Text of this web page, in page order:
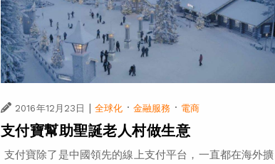
2016年12月23日 | 全球化 · 金融服務 · 電商
支付寶幫助聖誕老人村做生意
支付寶除了是中國領先的線上支付平台，一直都在海外擴